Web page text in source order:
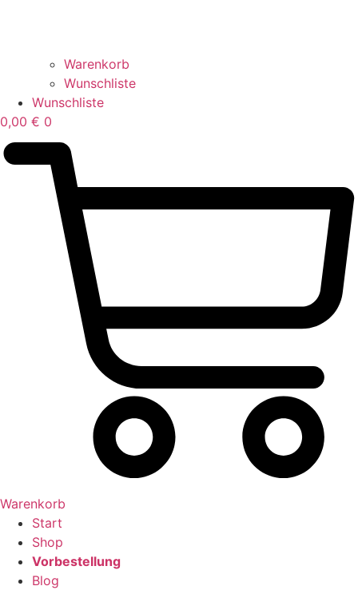
Warenkorb
Wunschliste
Wunschliste
0,00 € 0
Warenkorb
Start
Shop
Vorbestellung
Blog